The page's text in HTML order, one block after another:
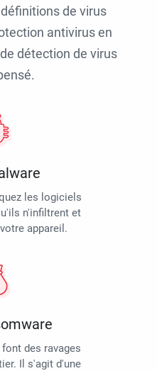
de virus
antivirus en
détection de virus
les logiciels
n'infiltrent et
appareil.
des ravages
Il s'agit d'une